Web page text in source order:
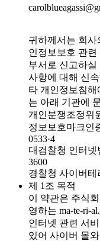
귀하께서는 회사
인정보보호 관
부서로 신고하실
사항에 대해 신
타 개인정보침해
는 아래 기관에
개인분쟁조정위
정보보호마크인
0533·4
대검찰청 인터넷
3600
경찰청 사이버테
제 1조 목적
이 약관은 주식
영하는 ma-te-ri-
인터넷 관련 서
있어 사이버 몰